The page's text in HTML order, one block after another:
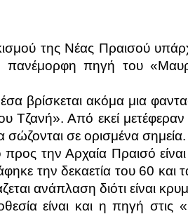
της Νέας Πραισού
πηγή του
βρίσκεται ακόμα μια
Τζανή». Από εκεί
σώζονται σε ορισμένα σημεία.
προς την Αρχαία Πραισό
την δεκαετία του 60 και
ανάπλαση διότι είναι
είναι και η πηγή στις